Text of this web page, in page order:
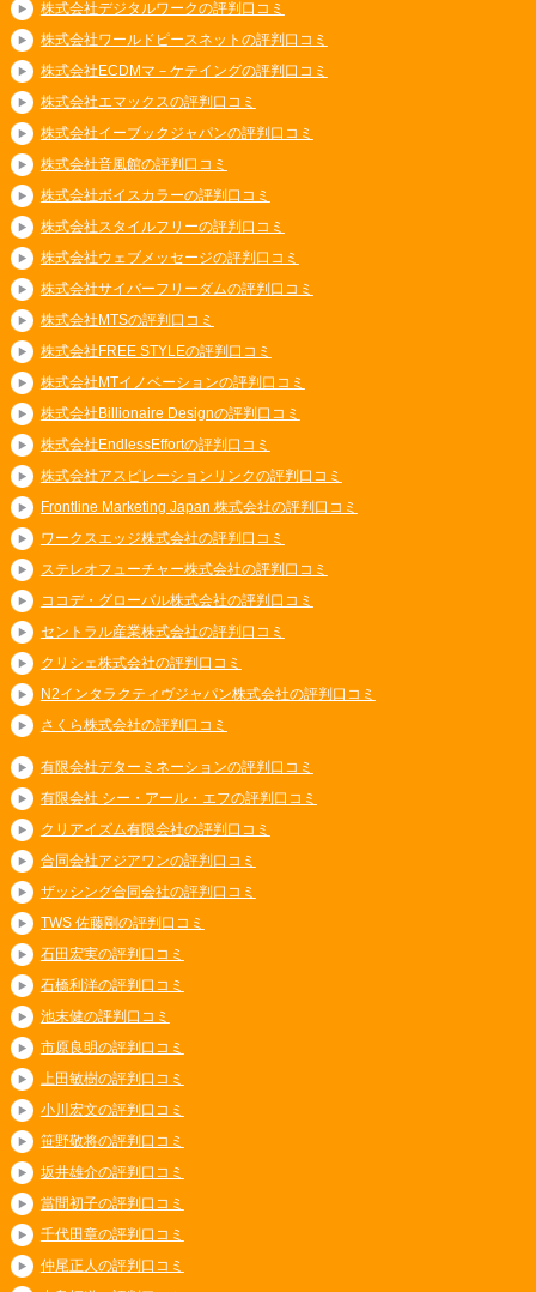
株式会社デジタルワークの評判口コミ
株式会社ワールドピースネットの評判口コミ
株式会社ECDMマ－ケテイングの評判口コミ
株式会社エマックスの評判口コミ
株式会社イーブックジャパンの評判口コミ
株式会社音風館の評判口コミ
株式会社ボイスカラーの評判口コミ
株式会社スタイルフリーの評判口コミ
株式会社ウェブメッセージの評判口コミ
株式会社サイバーフリーダムの評判口コミ
株式会社MTSの評判口コミ
株式会社FREE STYLEの評判口コミ
株式会社MTイノベーションの評判口コミ
株式会社Billionaire Designの評判口コミ
株式会社EndlessEffortの評判口コミ
株式会社アスピレーションリンクの評判口コミ
Frontline Marketing Japan 株式会社の評判口コミ
ワークスエッジ株式会社の評判口コミ
ステレオフューチャー株式会社の評判口コミ
ココデ・グローバル株式会社の評判口コミ
セントラル産業株式会社の評判口コミ
クリシェ株式会社の評判口コミ
N2インタラクティヴジャパン株式会社の評判口コミ
さくら株式会社の評判口コミ
有限会社デターミネーションの評判口コミ
有限会社 シー・アール・エフの評判口コミ
クリアイズム有限会社の評判口コミ
合同会社アジアワンの評判口コミ
ザッシング合同会社の評判口コミ
TWS 佐藤剛の評判口コミ
石田宏実の評判口コミ
石橋利洋の評判口コミ
池末健の評判口コミ
市原良明の評判口コミ
上田敏樹の評判口コミ
小川宏文の評判口コミ
笹野敬将の評判口コミ
坂井雄介の評判口コミ
當間初子の評判口コミ
千代田章の評判口コミ
仲尾正人の評判口コミ